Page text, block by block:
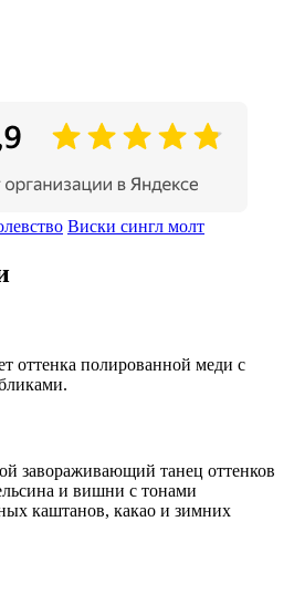
Виски сингл молт
оттенка полированной меди с
завораживающий танец оттенков
и вишни с тонами
каштанов, какао и зимних